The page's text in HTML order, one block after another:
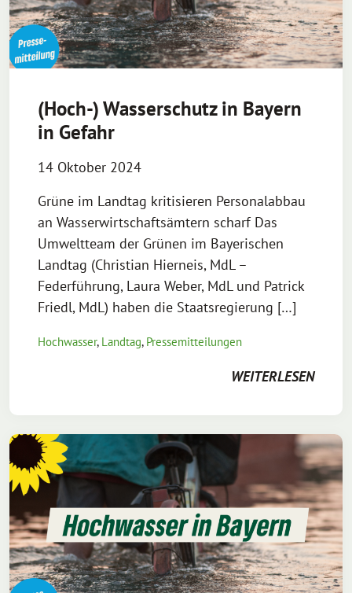
(Hoch-) Wasserschutz in Bayern
in Gefahr
14 Oktober 2024
Grüne im Landtag kritisieren Personalabbau
an Wasserwirtschaftsämtern scharf Das
Umweltteam der Grünen im Bayerischen
Landtag (Christian Hierneis, MdL –
Federführung, Laura Weber, MdL und Patrick
Friedl, MdL) haben die Staatsregierung […]
Hochwasser, Landtag, Pressemitteilungen
WEITERLESEN